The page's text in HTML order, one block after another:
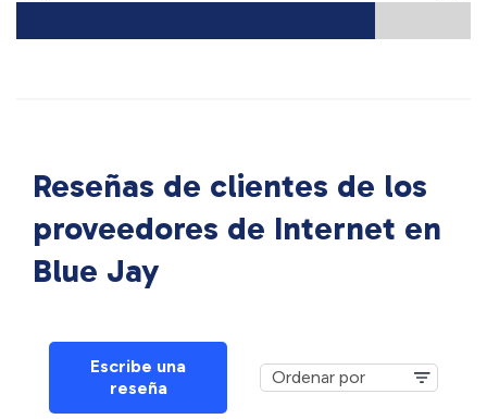
Reseñas de clientes de los
proveedores de Internet en
Blue Jay
Escribe una
reseña